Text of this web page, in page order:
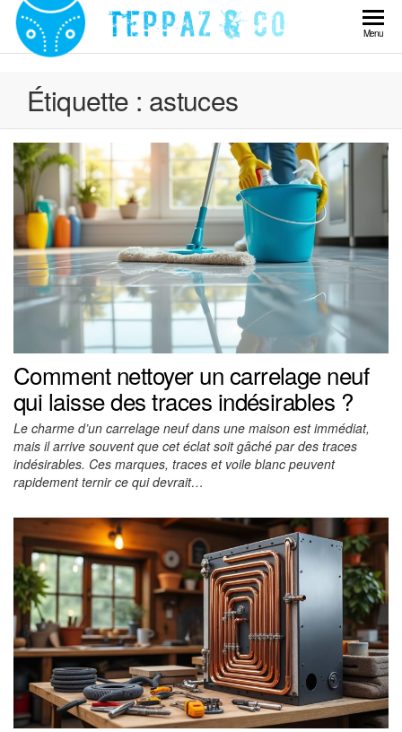
Skip
content
Teppaz
Menu
Étiquette : astuces
Comment nettoyer un carrelage neuf
qui laisse des traces indésirables ?
Le charme d’un carrelage neuf dans une maison est immédiat,
mais il arrive souvent que cet éclat soit gâché par des traces
indésirables. Ces marques, traces et voile blanc peuvent
rapidement ternir ce qui devrait…